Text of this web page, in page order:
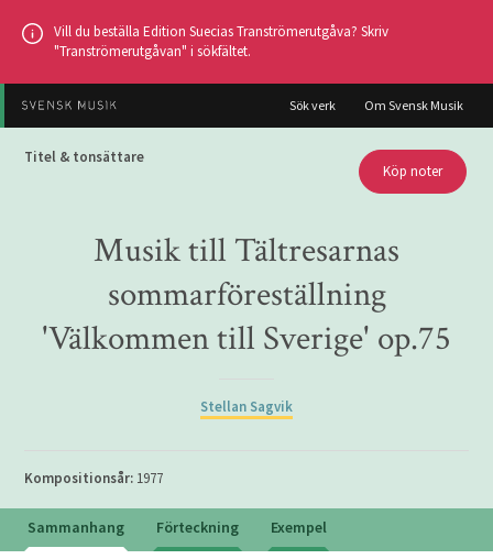
Hoppa
huvudinnehållet
Vill du beställa Edition Suecias Tranströmerutgåva? Skriv
"Tranströmerutgåvan" i sökfältet.
Sök verk Om Svensk Musik
Titel & tonsättare
Köp noter
Musik till Tältresarnas
sommarföreställning
'Välkommen till Sverige' op.75
Stellan Sagvik
Kompositionsår: 1977
Sammanhang Förteckning Exempel